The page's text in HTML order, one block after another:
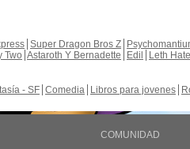
Super Dragon Bros Z
Two Astaroth Y Bernadette Edil
Leth Hate
- SF Comedia Libros para jovenes
COMUNIDAD